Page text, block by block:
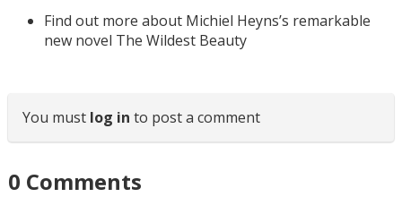
Find out more about Michiel Heyns’s remarkable
new novel The Wildest Beauty
You must log in to post a comment
0 Comments